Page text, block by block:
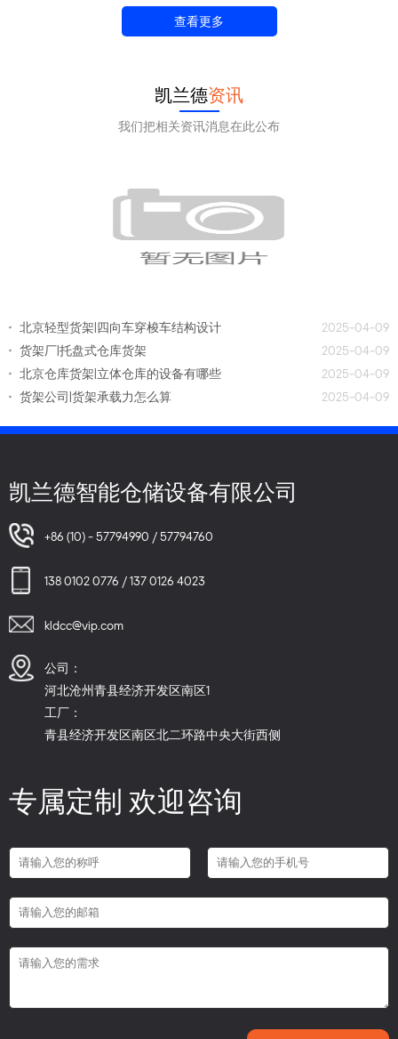
查看更多
凯兰德资讯
我们把相关资讯消息在此公布
北京轻型货架|四向车穿梭车结构设计
2025-04-09
货架厂|托盘式仓库货架
2025-04-09
北京仓库货架|立体仓库的设备有哪些
2025-04-09
货架公司|货架承载力怎么算
2025-04-09
凯兰德智能仓储设备有限公司
+86 (10) - 57794990 / 57794760
138 0102 0776 / 137 0126 4023
kldcc@vip.com
公司：
河北沧州青县经济开发区南区1
工厂：
青县经济开发区南区北二环路中央大街西侧
专属定制 欢迎咨询